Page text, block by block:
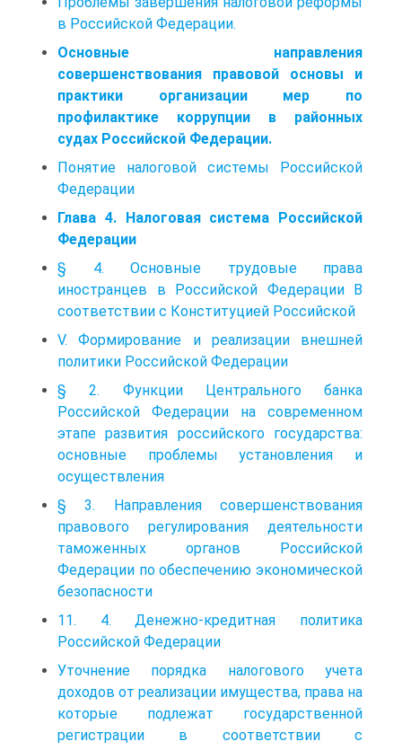
в Российской Федерации.
Основные направления
совершенствования правовой основы и
практики организации мер по
профилактике коррупции в районных
судах Российской Федерации.
Понятие налоговой системы Российской
Федерации
Глава 4. Налоговая система Российской
Федерации
§ 4. Основные трудовые права
иностранцев в Российской Федерации В
соответствии с Конституцией Российской
V. Формирование и реализации внешней
политики Российской Федерации
§ 2. Функции Центрального банка
Российской Федерации на современном
этапе развития российского государства:
основные проблемы установления и
осуществления
§ 3. Направления совершенствования
правового регулирования деятельности
таможенных органов Российской
Федерации по обеспечению экономической
безопасности
11. 4. Денежно‑кредитная политика
Российской Федерации
Уточнение порядка налогового учета
доходов от реализации имущества, права на
которые подлежат государственной
регистрации в соответствии с